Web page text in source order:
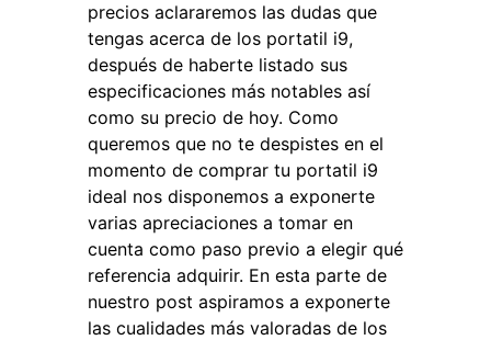
precios aclararemos las dudas que
tengas acerca de los portatil i9,
después de haberte listado sus
especificaciones más notables así
como su precio de hoy. Como
queremos que no te despistes en el
momento de comprar tu portatil i9
ideal nos disponemos a exponerte
varias apreciaciones a tomar en
cuenta como paso previo a elegir qué
referencia adquirir. En esta parte de
nuestro post aspiramos a exponerte
las cualidades más valoradas de los